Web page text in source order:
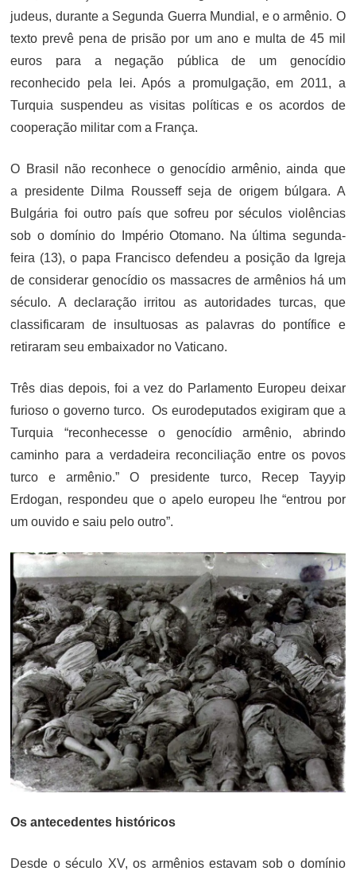
judeus, durante a Segunda Guerra Mundial, e o armênio. O
texto prevê pena de prisão por um ano e multa de 45 mil
euros para a negação pública de um genocídio
reconhecido pela lei. Após a promulgação, em 2011, a
Turquia suspendeu as visitas políticas e os acordos de
cooperação militar com a França.
O Brasil não reconhece o genocídio armênio, ainda que
a presidente Dilma Rousseff seja de origem búlgara. A
Bulgária foi outro país que sofreu por séculos violências
sob o domínio do Império Otomano. Na última segunda-
feira (13), o papa Francisco defendeu a posição da Igreja
de considerar genocídio os massacres de armênios há um
século. A declaração irritou as autoridades turcas, que
classificaram de insultuosas as palavras do pontífice e
retiraram seu embaixador no Vaticano.
Três dias depois, foi a vez do Parlamento Europeu deixar
furioso o governo turco. Os eurodeputados exigiram que a
Turquia “reconhecesse o genocídio armênio, abrindo
caminho para a verdadeira reconciliação entre os povos
turco e armênio.” O presidente turco, Recep Tayyip
Erdogan, respondeu que o apelo europeu lhe “entrou por
um ouvido e saiu pelo outro”.
Os antecedentes históricos
Desde o século XV, os armênios estavam sob o domínio